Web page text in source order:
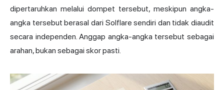
dipertaruhkan melalui dompet tersebut, meskipun angka-
angka tersebut berasal dari Solflare sendiri dan tidak diaudit
secara independen. Anggap angka-angka tersebut sebagai
arahan, bukan sebagai skor pasti.